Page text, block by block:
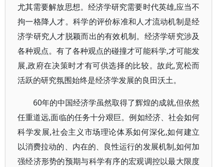
尤其需要解放思想。经济学研究需要时代英雄,应当不
拘一格降人才。科学的评价标准和人才流动机制是经
济学研究人才脱颖而出的有效机制。经济学研究涉及
各种观点。有了各种观点的碰撞才可能科学,才可能发
展,政府在决策时才有可供选择的比较。故此,宽松而
活跃的研究氛围始终是经济学发展的良田沃土。
60年的中国经济学虽然取得了辉煌的成就,但依然
任重道远,面临的任务十分艰巨。例如经济、社会如何
科学发展,社会主义市场理论体系如何深化,如何建立
以消费拉动的、内在的、良性运行的发展机制,如何加
强经济形势的预期与科学有序的宏观调控以最大限度